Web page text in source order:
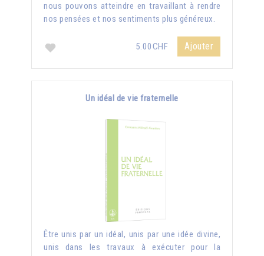
nous pouvons atteindre en travaillant à rendre
nos pensées et nos sentiments plus généreux.
5.00CHF Ajouter
Un idéal de vie fraternelle
Être unis par un idéal, unis par une idée divine,
unis dans les travaux à exécuter pour la